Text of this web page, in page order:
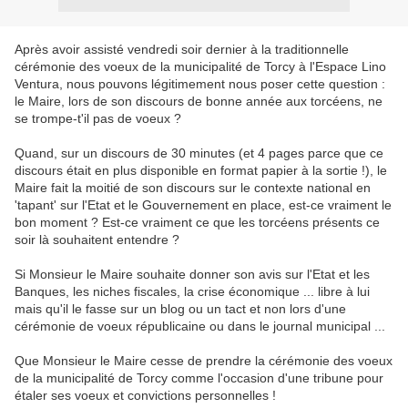
Après avoir assisté vendredi soir dernier à la traditionnelle
cérémonie des voeux de la municipalité de Torcy à l'Espace Lino
Ventura, nous pouvons légitimement nous poser cette question :
le Maire, lors de son discours de bonne année aux torcéens, ne
se trompe-t'il pas de voeux ?
Quand, sur un discours de 30 minutes (et 4 pages parce que ce
discours était en plus disponible en format papier à la sortie !), le
Maire fait la moitié de son discours sur le contexte national en
'tapant' sur l'Etat et le Gouvernement en place, est-ce vraiment le
bon moment ? Est-ce vraiment ce que les torcéens présents ce
soir là souhaitent entendre ?
Si Monsieur le Maire souhaite donner son avis sur l'Etat et les
Banques, les niches fiscales, la crise économique ... libre à lui
mais qu'il le fasse sur un blog ou un tact et non lors d'une
cérémonie de voeux républicaine ou dans le journal municipal ...
Que Monsieur le Maire cesse de prendre la cérémonie des voeux
de la municipalité de Torcy comme l'occasion d'une tribune pour
étaler ses voeux et convictions personnelles !